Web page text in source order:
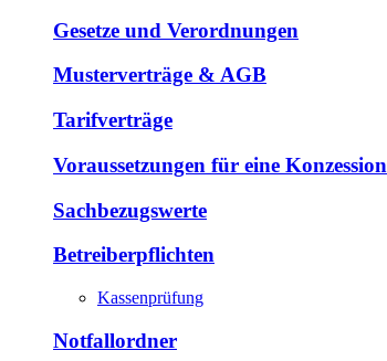
Gesetze und Verordnungen
Musterverträge & AGB
Tarifverträge
Voraussetzungen für eine Konzession
Sachbezugswerte
Betreiberpflichten
Kassenprüfung
Notfallordner